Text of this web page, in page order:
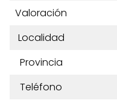
Valoración
Localidad
Provincia
Teléfono